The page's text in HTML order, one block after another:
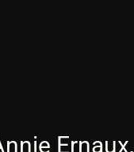
Ernaux,